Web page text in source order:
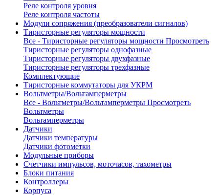
Реле контроля уровня
Реле контроля частоты
Модули сопряжения (преобразователи сигналов)
Тиристорные регуляторы мощности
Все - Тиристорные регуляторы мощности Просмотреть
Тиристорные регуляторы однофазные
Тиристорные регуляторы двухфазные
Тиристорные регуляторы трехфазные
Комплектующие
Тиристорные коммутаторы для УКРМ
Вольтметры/Вольтамперметры
Все - Вольтметры/Вольтамперметры Просмотреть
Вольтметры
Вольтамперметры
Датчики
Датчики температуры
Датчики фотометки
Модульные приборы
Счетчики импульсов, моточасов, тахометры
Блоки питания
Контроллеры
Корпуса